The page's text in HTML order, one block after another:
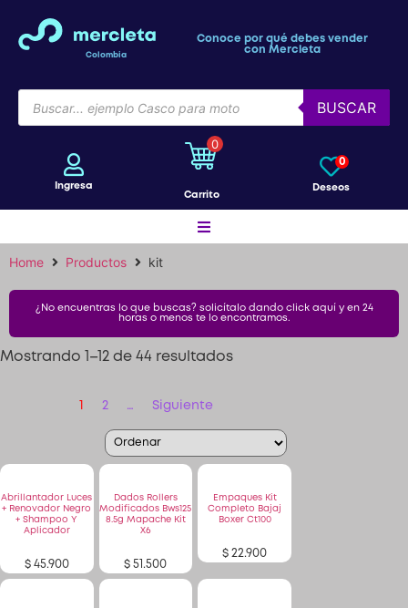
Colombia
Conoce por qué debes vender
con Mercleta
BUSCAR
Ingresa
0
Carrito
Deseos
0
Bicicletas
Patines
Patinetas
Quiero Vender
Ingresar
Home Productos kit
¿No encuentras lo que buscas? solicítalo dando click aquí y en 24
horas o menos te lo encontramos.
Mostrando 1–12 de 44 resultados
2 … Siguiente
Abrillantador Luces
+ Renovador Negro
+ Shampoo Y
Aplicador
$45.900
Dados Rollers
Modificados Bws125
8.5g Mapache Kit
X6
$ 51.500
Empaques Kit
Completo Bajaj
Boxer Ct100
$ 22.900